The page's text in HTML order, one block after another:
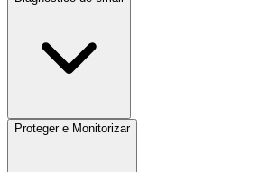
Proteger e Monitorizar